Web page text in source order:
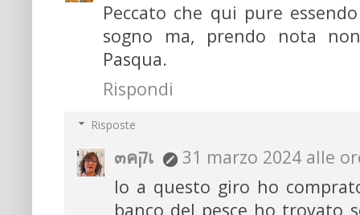
Peccato che qui pure
sogno ma, prendo nota
Pasqua.
Rispondi
Risposte
๓คקเ
31 marzo 2024 alle
Io a questo giro ho
banco del pesce ho trovato